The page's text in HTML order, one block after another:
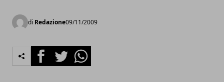
di Redazione09/11/2009
FacebookTwitterWhatsapp